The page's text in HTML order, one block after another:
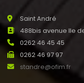
Saint André
488bis avenue Ile
0262 46 45 45
0262 46 97 97
standre@ofim.fr